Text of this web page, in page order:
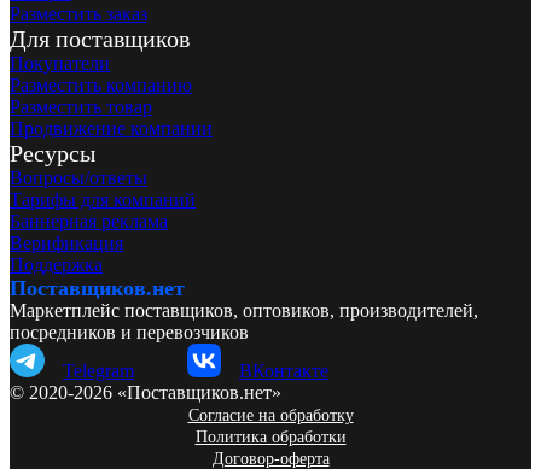
Разместить заказ
Для поставщиков
Покупатели
Разместить компанию
Разместить товар
Продвижение компании
Ресурсы
Вопросы/ответы
Тарифы для компаний
Баннерная реклама
Верификация
Поддержка
Поставщиков.нет
Маркетплейс поставщиков, оптовиков, производителей,
посредников и перевозчиков
Telegram
ВКонтакте
© 2020-2026 «Поставщиков.нет»
Согласие на обработку
Политика обработки
Договор-оферта